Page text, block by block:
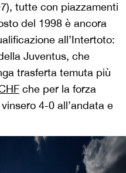
tutte con piazzamenti
del 1998 è ancora
all’Intertoto:
Juventus, che
trasferta temuta più
che per la forza
4-0 all’andata e